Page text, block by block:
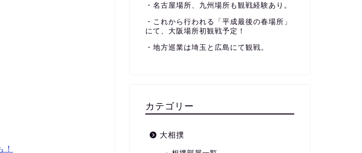
・名古屋場所、九州場所も観戦経験あり。
・これから行われる「平成最後の春場所」
にて、大阪場所初観戦予定！
・地方巡業は埼玉と広島にて観戦。
カテゴリー
大相撲